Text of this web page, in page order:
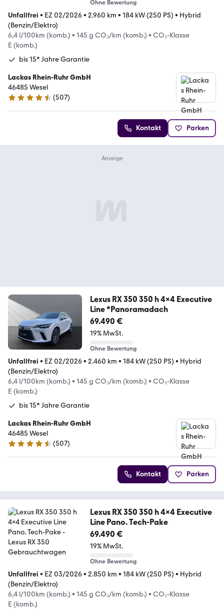
Ohne Bewertung
Unfallfrei • EZ 02/2026• 2.960 km • 184 kW (250 PS) • Hybrid
(Benzin/Elektro)
6,4 l/100km (komb.) • 145 g CO₂/km (komb.) • CO₂-Klasse
E (komb.)
bis 15* Jahre Garantie
Lackas Rhein-Ruhr GmbH
46485 Wesel
4.6 Sterne
(507)
Kontakt Parken
Lexus RX 350 350 h 4x4 Executive
Line *Panoramadach
69.490 €
19% MwSt.
Ohne Bewertung
Unfallfrei • EZ 02/2026• 2.460 km • 184 kW (250 PS) • Hybrid
(Benzin/Elektro)
6,4 l/100km (komb.) • 145 g CO₂/km (komb.) • CO₂-Klasse
E (komb.)
bis 15* Jahre Garantie
Lackas Rhein-Ruhr GmbH
46485 Wesel
4.6 Sterne
(507)
Kontakt Parken
Lexus RX 350 350 h 4x4 Executive
Line Pano. Tech-Pake
69.490 €
19% MwSt.
Ohne Bewertung
Unfallfrei • EZ 03/2026• 2.850 km • 184 kW (250 PS) • Hybrid
(Benzin/Elektro)
6,4 l/100km (komb.) • 145 g CO₂/km (komb.) • CO₂-Klasse
E (komb.)